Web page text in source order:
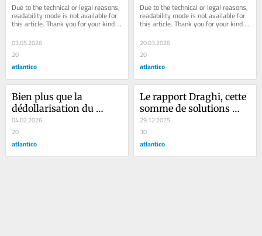
guerre en Iran se lisait
déjà dans le… maïs
Due to the technical or legal reasons,
readability mode is not available for
this article. Thank you for your kind
03.05.2026
20
atlantico
régime bien plus que
l’analyse de l’impact des
Due to the technical or legal reasons,
readability mode is not available for
this article. Thank you for your kind
20.03.2026
20
atlantico
Bien plus que la
dédollarisation du
monde, nous assistons
à une perte de confiance
dans les institutions
monétaires étatiques
04.02.2026
20
atlantico
Le rapport Draghi, cette
somme de solutions
illusoires pour sauver
l’Europe du
déclassement
29.12.2025
30
atlantico